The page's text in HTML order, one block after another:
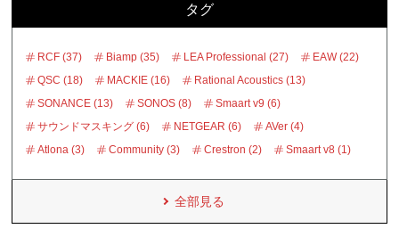
タグ
RCF (37) Biamp (35) LEA Professional (27)
EAW (22)
QSC (18)
MACKIE (16)
Rational Acoustics (13)
SONANCE (13)
SONOS (8)
Smaart v9 (6)
サウンドマスキング (6)
NETGEAR (6)
AVer (4)
Atlona (3)
Community (3) Crestron (2) Smaart v8 (1)
全部見る